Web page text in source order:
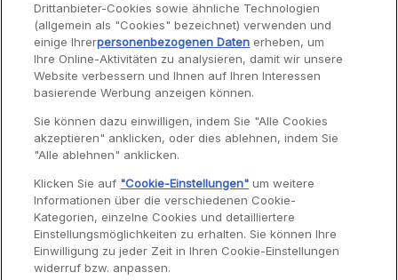
Service
Garantie
Reparaturen
Bedienungsanleitungen
Häufig gestellte Fragen
Kontaktseite
Drittanbieter-Cookies sowie ähnliche Technologien
(allgemein als "Cookies" bezeichnet) verwenden und
einige Ihrerpersonenbezogenen Daten erheben, um
Ihre Online-Aktivitäten zu analysieren, damit wir unsere
Website verbessern und Ihnen auf Ihren Interessen
basierende Werbung anzeigen können.
Sie können dazu einwilligen, indem Sie "Alle Cookies
akzeptieren" anklicken, oder dies ablehnen, indem Sie
"Alle ablehnen" anklicken.
Klicken Sie auf "Cookie-Einstellungen" um weitere
Informationen über die verschiedenen Cookie-
Kategorien, einzelne Cookies und detailliertere
Einstellungsmöglichkeiten zu erhalten. Sie können Ihre
Einwilligung zu jeder Zeit in Ihren Cookie-Einstellungen
widerruf bzw. anpassen.